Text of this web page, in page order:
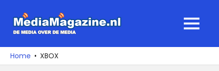
naar
media
over
MENU
Home XBOX